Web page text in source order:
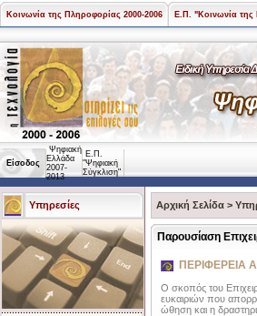
Κοινωνία της Πληροφορίας 2000-2006 Ε.Π. "Κοινωνία
Είσοδος
Ψηφιακή
Ελλάδα
2007-
2013
Ε.Π.
"Ψηφιακή
Σύγκλιση"
Υπηρεσίες Αρχική Σελίδα >
Παρουσίαση
ΠΕΡΙΦΕΡΕΙΑ
Ο σκοπός του
ευκαιριών που
ώθηση και η